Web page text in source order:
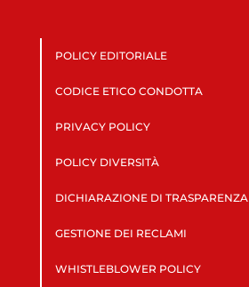
POLICY EDITORIALE
CODICE ETICO CONDOTTA
PRIVACY POLICY
POLICY DIVERSITÀ
DICHIARAZIONE DI TRASPARENZA
GESTIONE DEI RECLAMI
WHISTLEBLOWER POLICY